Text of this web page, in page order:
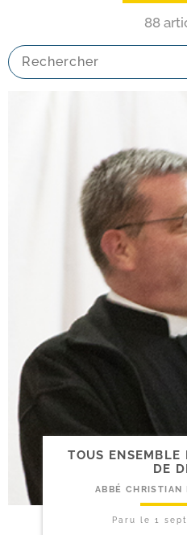
88
TOUS ENSEMBLE
DE
ABBÉ CHRISTIAN
Paru le 1